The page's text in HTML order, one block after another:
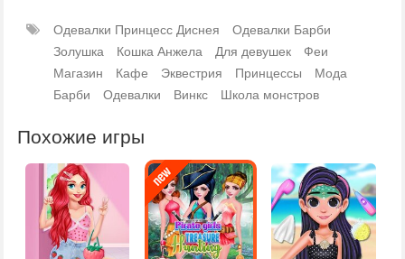
Одевалки Принцесс Диснея
Одевалки Барби
Золушка
Кошка Анжела Для девушек
Феи
Магазин
Кафе Эквестрия Принцессы
Мода
Барби
Одевалки Винкс Школа монстров
Похожие игры